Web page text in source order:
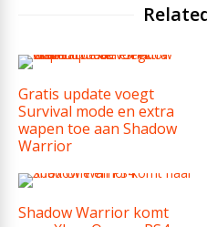
Gratis update voegt
Survival mode en extra
wapen toe aan Shadow
Warrior
Shadow Warrior komt